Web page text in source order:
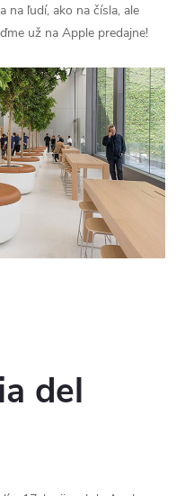
na ľudí, ako na čísla, ale
už na Apple predajne!
del